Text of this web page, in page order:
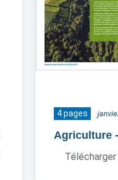
4 pages
Agriculture